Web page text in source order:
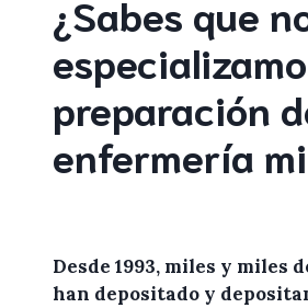
¿Sabes que
preparación
enfermería
Desde 1993, miles y miles
han depositado y